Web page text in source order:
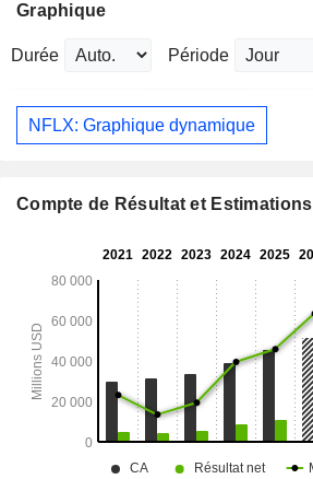
Graphique
Durée Période
NFLX: Graphique dynamique
Compte de Résultat et Estimations